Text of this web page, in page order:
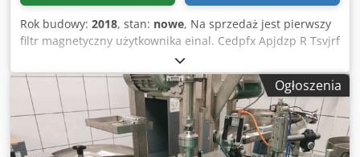
Rok budowy: 2018, stan: nowe, Na sprzedaż jest pierwszy
filtr magnetyczny użytkownika einal. Cedpfx Apjdzp R Tsvjrf
Uszczelnione 9 szt Magnetfitlerstäbe, tym
Reinigugnsfunktion.
Ogłoszenia